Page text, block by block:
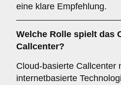
eine klare Empfehlung.
Welche Rolle spielt das
Callcenter?
Cloud-basierte Callcenter
internetbasierte